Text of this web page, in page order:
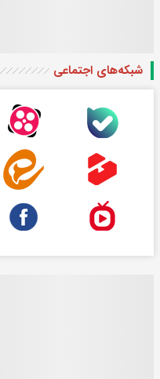
شبکه‌های اجتماعی